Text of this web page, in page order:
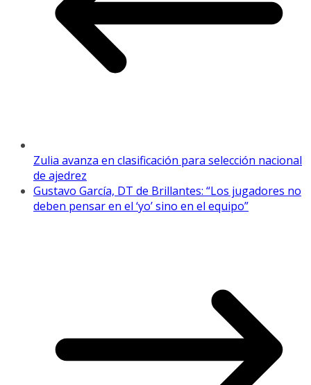
Zulia avanza en clasificación para selección nacional
de ajedrez
Gustavo García, DT de Brillantes: “Los jugadores no
deben pensar en el ‘yo’ sino en el equipo”